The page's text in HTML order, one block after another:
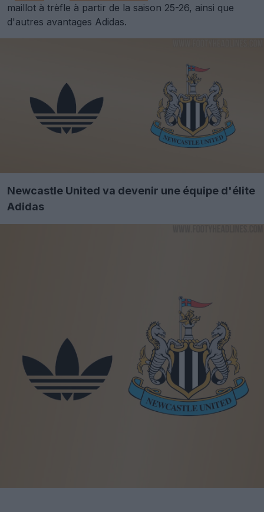
maillot à trèfle à partir de la saison 25-26, ainsi que
d'autres avantages Adidas.
Newcastle United va devenir une équipe d'élite
Adidas